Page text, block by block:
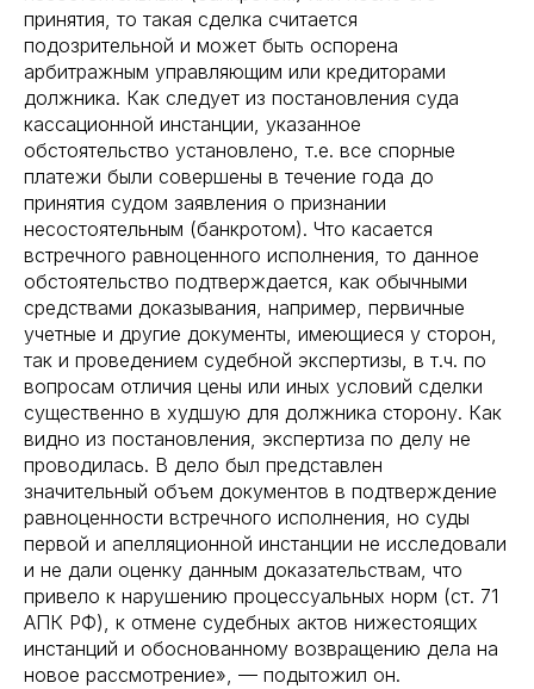
принятия, то такая сделка считается
подозрительной и может быть оспорена
арбитражным управляющим или кредиторами
должника. Как следует из постановления суда
кассационной инстанции, указанное
обстоятельство установлено, т.е. все спорные
платежи были совершены в течение года до
принятия судом заявления о признании
несостоятельным (банкротом). Что касается
встречного равноценного исполнения, то данное
обстоятельство подтверждается, как обычными
средствами доказывания, например, первичные
учетные и другие документы, имеющиеся у сторон,
так и проведением судебной экспертизы, в т.ч. по
вопросам отличия цены или иных условий сделки
существенно в худшую для должника сторону. Как
видно из постановления, экспертиза по делу не
проводилась. В дело был представлен
значительный объем документов в подтверждение
равноценности встречного исполнения, но суды
первой и апелляционной инстанции не исследовали
и не дали оценку данным доказательствам, что
привело к нарушению процессуальных норм (ст. 71
АПК РФ), к отмене судебных актов нижестоящих
инстанций и обоснованному возвращению дела на
новое рассмотрение», — подытожил он.